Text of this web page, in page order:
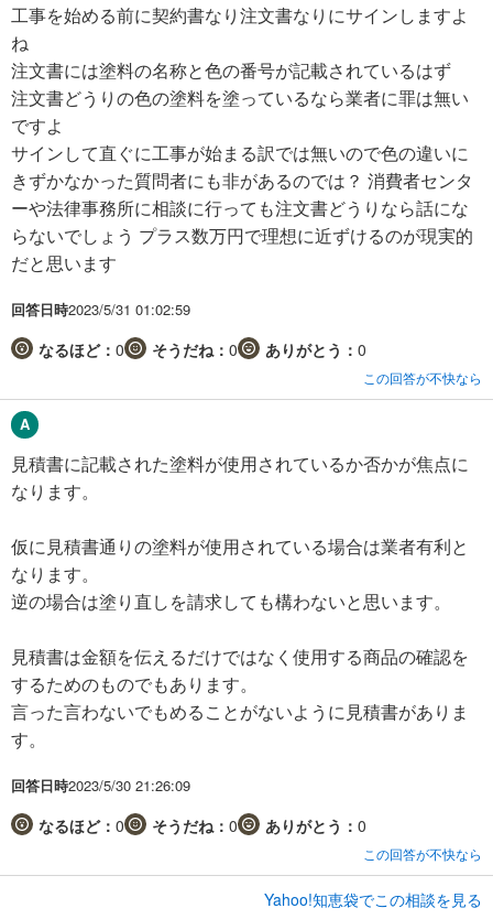
工事を始める前に契約書なり注文書なりにサインしますよ
ね
注文書には塗料の名称と色の番号が記載されているはず
注文書どうりの色の塗料を塗っているなら業者に罪は無い
ですよ
サインして直ぐに工事が始まる訳では無いので色の違いに
きずかなかった質問者にも非があるのでは？ 消費者センタ
ーや法律事務所に相談に行っても注文書どうりなら話にな
らないでしょう プラス数万円で理想に近ずけるのが現実的
だと思います
回答日時2023/5/31 01:02:59
なるほど： 0 そうだね： 0 ありがとう： 0
この回答が不快なら
見積書に記載された塗料が使用されているか否かが焦点に
なります。
仮に見積書通りの塗料が使用されている場合は業者有利と
なります。
逆の場合は塗り直しを請求しても構わないと思います。
見積書は金額を伝えるだけではなく使用する商品の確認を
するためのものでもあります。
言った言わないでもめることがないように見積書がありま
す。
回答日時2023/5/30 21:26:09
なるほど： 0 そうだね： 0 ありがとう： 0
この回答が不快なら
Yahoo!知恵袋でこの相談を見る